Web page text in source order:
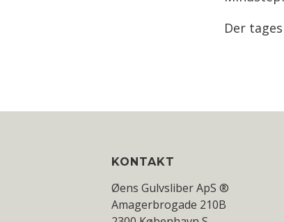
Der
Area
KONTAKT
Øens Gulvsliber ApS ®
Amagerbrogade 210B